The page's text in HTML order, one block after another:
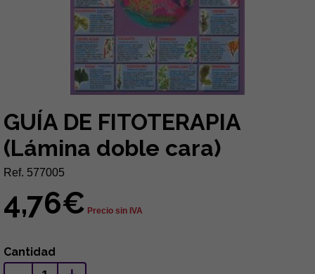
GUÍA DE FITOTERAPIA
(Lámina doble cara)
Ref. 577005
4,76€ Precio sin IVA
Cantidad